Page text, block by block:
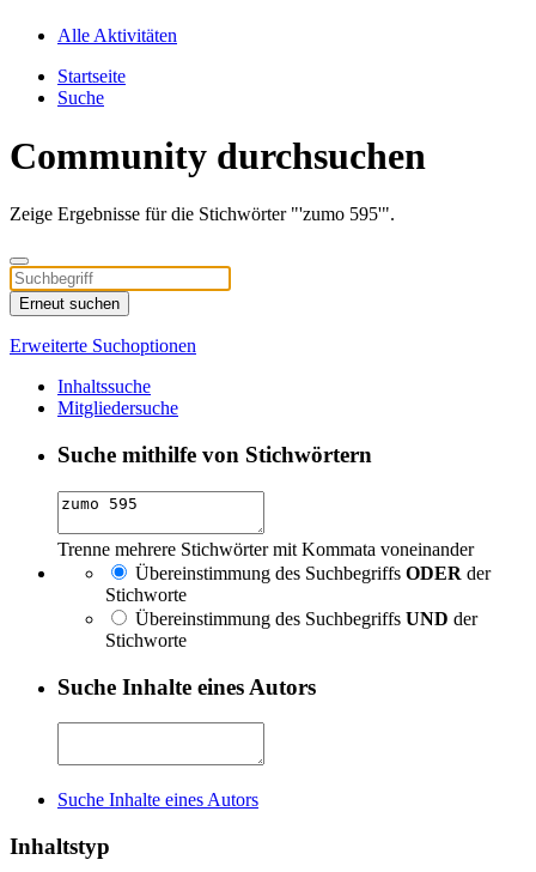
Alle Aktivitäten
Startseite
Suche
Community durchsuchen
Zeige Ergebnisse für die Stichwörter "'zumo 595'".
Erneut suchen
Erweiterte Suchoptionen
Inhaltssuche
Mitgliedersuche
Suche mithilfe von Stichwörtern
Trenne mehrere Stichwörter mit Kommata voneinander
Übereinstimmung des Suchbegriffs ODER der
Stichworte
Übereinstimmung des Suchbegriffs UND der
Stichworte
Suche Inhalte eines Autors
Suche Inhalte eines Autors
Inhaltstyp